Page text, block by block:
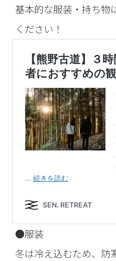
基本的な服装・持ち物
ください！
●服装
冬は冷え込むため、防